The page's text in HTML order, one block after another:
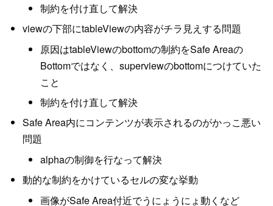
制約を付け直して解決
viewの下部にtableViewの内容がチラ見えする問題
原因はtableViewのbottomの制約をSafe Areaの
Bottomではなく、superviewのbottomにつけていた
こと
制約を付け直して解決
Safe Area内にコンテンツが表示されるのがかっこ悪い
問題
alphaの制御を行なって解決
動的な制約をかけているセルの変な挙動
画像がSafe Area付近でうにょうにょ動くなど